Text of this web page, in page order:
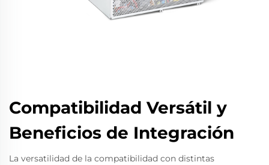
Compatibilidad Versátil y
Beneficios de Integración
La versatilidad de la compatibilidad con distintas